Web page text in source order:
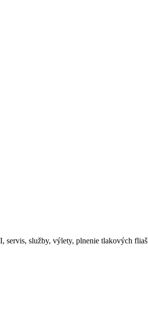
servis, služby, výlety, plnenie tlakových fliaš